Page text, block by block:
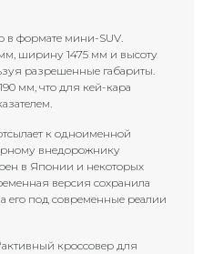
в формате мини-SUV.
ширину 1475 мм и высоту
разрешенные габариты.
мм, что для кей-кара
к одноименной
внедорожнику
в Японии и некоторых
версия сохранила
его под современные реалии
кроссовер для